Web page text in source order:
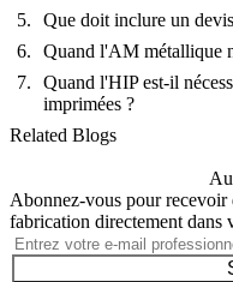
Que doit inclure un
Quand l'AM métallique
Quand l'HIP est-il
imprimées ?
Related Blogs
Abonnez-vous pour recevoir
fabrication directement dans